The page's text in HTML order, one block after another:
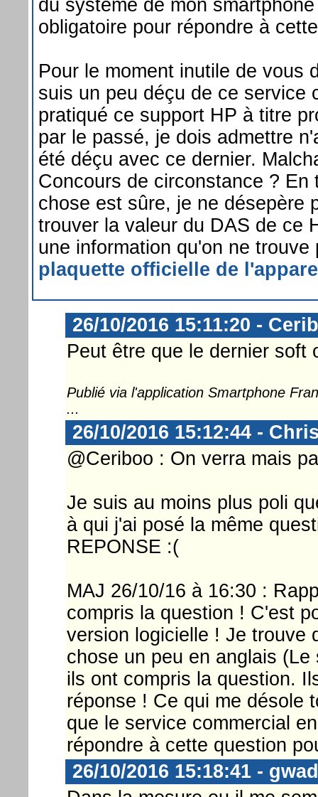
du système de mon
obligatoire pour répondre à
Pour le moment inutile de vous
suis un peu déçu de ce service
pratiqué ce support HP à titre
par le passé, je dois admettre
été déçu avec ce dernier.
Concours de circonstance ? En
chose est sûre, je ne désepère
trouver la valeur du DAS de ce
une information qu'on ne
plaquette officielle de
26/10/2016 15:11:20 -
Peut être que le dernier soft
Publié via l'application Smartphone
...
26/10/2016 15:12:44 -
@Ceriboo : On verra mais
Je suis au moins plus poli
à qui j'ai posé la même
REPONSE :(
MAJ 26/10/16 à 16:30 :
compris la question ! C'est
version logicielle ! Je trouve
chose un peu en anglais
ils ont compris la question.
réponse ! Ce qui me désole
que le service commercial
répondre à cette question
26/10/2016 15:18:41 -